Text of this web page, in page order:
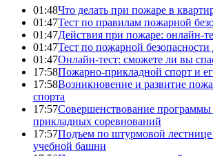
01:48Что делать при пожаре в
01:47Тест по правилам пожарной
01:47Действия при пожаре: онлайн-
01:47Тест по пожарной безопасности
01:47Онлайн-тест: сможете ли вы
17:58Пожарно-прикладной спорт и
17:58Возникновение и развитие
спорта
17:57Совершенствование
прикладных соревнований
17:57Подъем по штурмовой лестнице
учебной башни